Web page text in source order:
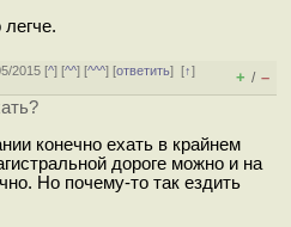
2015 [^] [^^] [^^^] [ответить][↑]
+ / –
конечно ехать в крайнем
дороге можно и на
Но почему-то так ездить